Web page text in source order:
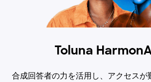
Toluna
合成回答者の力を活用し、アクセスが